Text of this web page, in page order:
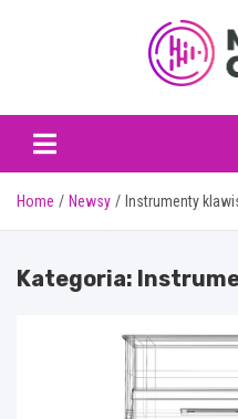
Home Newsy Instrumenty
Kategoria: